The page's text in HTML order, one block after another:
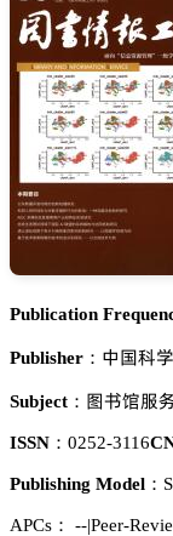
Publication
Publisher： 瘼孢涛
Subject： 貂䎦慀伫
ISSN： 0252-3116
Publishing Model：
APCs： --|Peer-